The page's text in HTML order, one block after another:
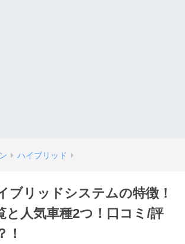
ハイブリッド
ブリッドシステムの特徴！
と人気車種2つ！口コミ/評
！